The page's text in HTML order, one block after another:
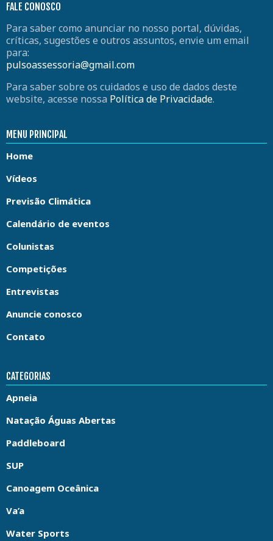
FALE CONOSCO
Para saber como anunciar no nosso portal, dúvidas,
críticas, sugestões e outros assuntos, envie um email
para:
pulsoassessoria@gmail.com
Para saber sobre os cuidados e uso de dados deste
website, acesse nossa Política de Privacidade.
MENU PRINCIPAL
Home
Vídeos
Previsão Climática
Calendário de eventos
Colunistas
Competições
Entrevistas
Anuncie conosco
Contato
CATEGORIAS
Apneia
Natação Águas Abertas
Paddleboard
SUP
Canoagem Oceânica
Va’a
Water Sports